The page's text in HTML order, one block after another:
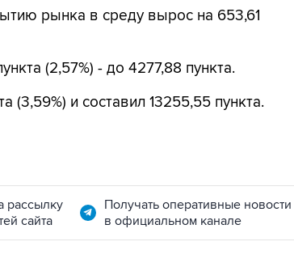
рынка в среду вырос на 653,61
(2,57%) - до 4277,88 пункта.
(3,59%) и составил 13255,55 пункта.
рассылку
сайта
Получать оперативные новости
в официальном канале